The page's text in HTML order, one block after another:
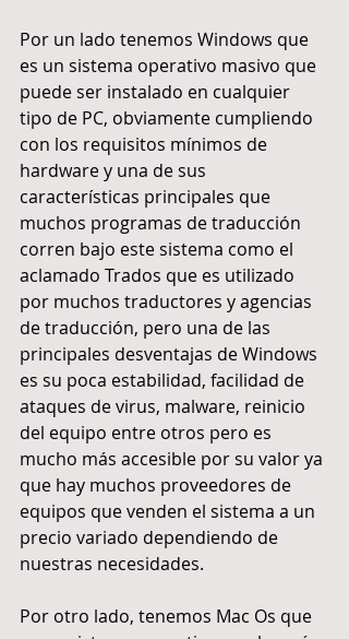
Por un lado tenemos Windows que
es un sistema operativo masivo que
puede ser instalado en cualquier
tipo de PC, obviamente cumpliendo
con los requisitos mínimos de
hardware y una de sus
características principales que
muchos programas de traducción
corren bajo este sistema como el
aclamado Trados que es utilizado
por muchos traductores y agencias
de traducción, pero una de las
principales desventajas de Windows
es su poca estabilidad, facilidad de
ataques de virus, malware, reinicio
del equipo entre otros pero es
mucho más accesible por su valor ya
que hay muchos proveedores de
equipos que venden el sistema a un
precio variado dependiendo de
nuestras necesidades.
Por otro lado, tenemos Mac Os que